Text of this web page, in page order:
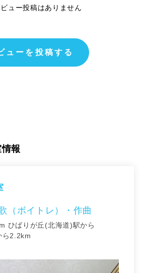
ュー投稿はありません
ューを投稿する
報
（ボイトレ）・作曲
ひばりが丘(北海道)駅から
ら2.2km